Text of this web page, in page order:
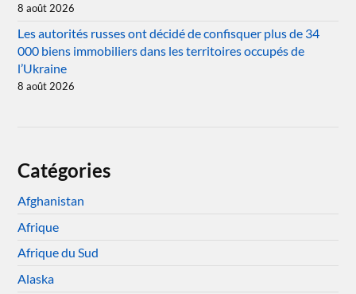
8 août 2026
Les autorités russes ont décidé de confisquer plus de 34
000 biens immobiliers dans les territoires occupés de
l’Ukraine
8 août 2026
Catégories
Afghanistan
Afrique
Afrique du Sud
Alaska